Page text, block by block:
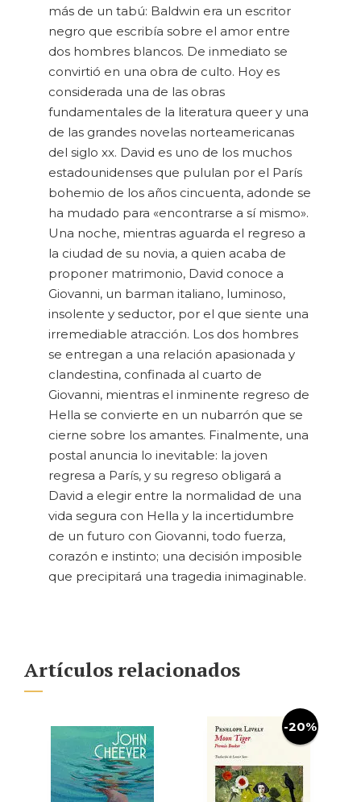
más de un tabú: Baldwin era un escritor
negro que escribía sobre el amor entre
dos hombres blancos. De inmediato se
convirtió en una obra de culto. Hoy es
considerada una de las obras
fundamentales de la literatura queer y una
de las grandes novelas norteamericanas
del siglo xx. David es uno de los muchos
estadounidenses que pululan por el París
bohemio de los años cincuenta, adonde se
ha mudado para «encontrarse a sí mismo».
Una noche, mientras aguarda el regreso a
la ciudad de su novia, a quien acaba de
proponer matrimonio, David conoce a
Giovanni, un barman italiano, luminoso,
insolente y seductor, por el que siente una
irremediable atracción. Los dos hombres
se entregan a una relación apasionada y
clandestina, confinada al cuarto de
Giovanni, mientras el inminente regreso de
Hella se convierte en un nubarrón que se
cierne sobre los amantes. Finalmente, una
postal anuncia lo inevitable: la joven
regresa a París, y su regreso obligará a
David a elegir entre la normalidad de una
vida segura con Hella y la incertidumbre
de un futuro con Giovanni, todo fuerza,
corazón e instinto; una decisión imposible
que precipitará una tragedia inimaginable.
Artículos relacionados
-20%